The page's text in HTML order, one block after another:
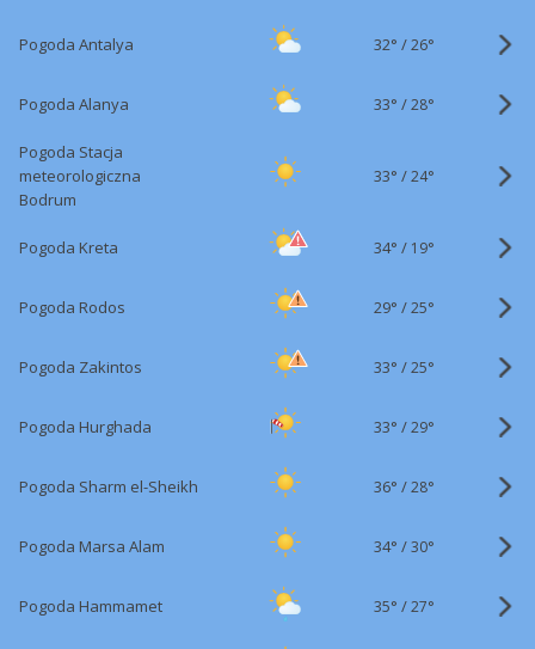
Pogoda Antalya 32° /26°
Pogoda Alanya 33° /28°
Pogoda Stacja
meteorologiczna
Bodrum
33° /24°
Pogoda Kreta 34° / 19°
Pogoda Rodos 29° /25°
Pogoda Zakintos 33° /25°
Pogoda Hurghada 33° /29°
Pogoda Sharm el-Sheikh 36° /28°
Pogoda Marsa Alam 34° /30°
Pogoda Hammamet 35° /27°